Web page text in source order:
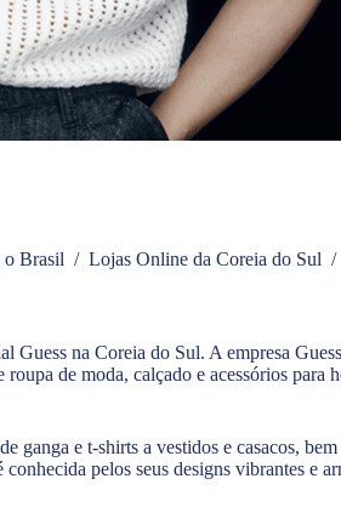
o Brasil / Lojas Online da Coreia do Sul /
Guess na Coreia do Sul. A empresa
de moda, calçado e acessórios para
ganga e t-shirts a vestidos e casacos,
pelos seus designs vibrantes e